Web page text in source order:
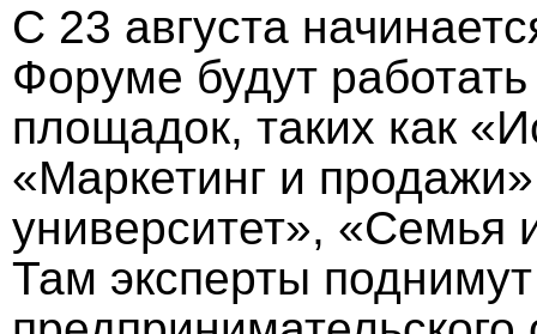
С 23 августа
Форуме будут
площадок, таких как
«Маркетинг и
университет», «Семья
Там эксперты